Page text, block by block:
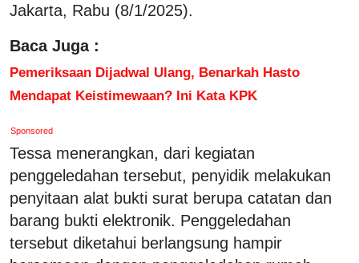
Jakarta, Rabu (8/1/2025).
Baca Juga :
Pemeriksaan Dijadwal Ulang, Benarkah Hasto
Mendapat Keistimewaan? Ini Kata KPK
Sponsored
Tessa menerangkan, dari kegiatan
penggeledahan tersebut, penyidik melakukan
penyitaan alat bukti surat berupa catatan dan
barang bukti elektronik. Penggeledahan
tersebut diketahui berlangsung hampir